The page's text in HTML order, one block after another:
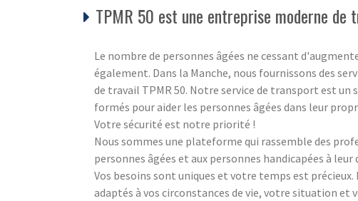
TPMR 50 est une entreprise moderne de
Le nombre de personnes âgées ne cessant
également. Dans la Manche, nous fournissons des
de travail TPMR 50. Notre service de transport est
formés pour aider les personnes âgées dans leur
Votre sécurité est notre priorité !
Nous sommes une plateforme qui rassemble des
personnes âgées et aux personnes handicapées à
Vos besoins sont uniques et votre temps est
adaptés à vos circonstances de vie, votre situation et